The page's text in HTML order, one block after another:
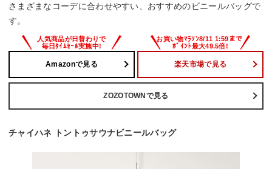
さまざまなコーデに合わせやすい、おすすめのビニールバッグで
す。
Amazonで見る 楽天市場で見る
ZOZOTOWNで見る
チャイハネ トントゥサウナビニールバッグ